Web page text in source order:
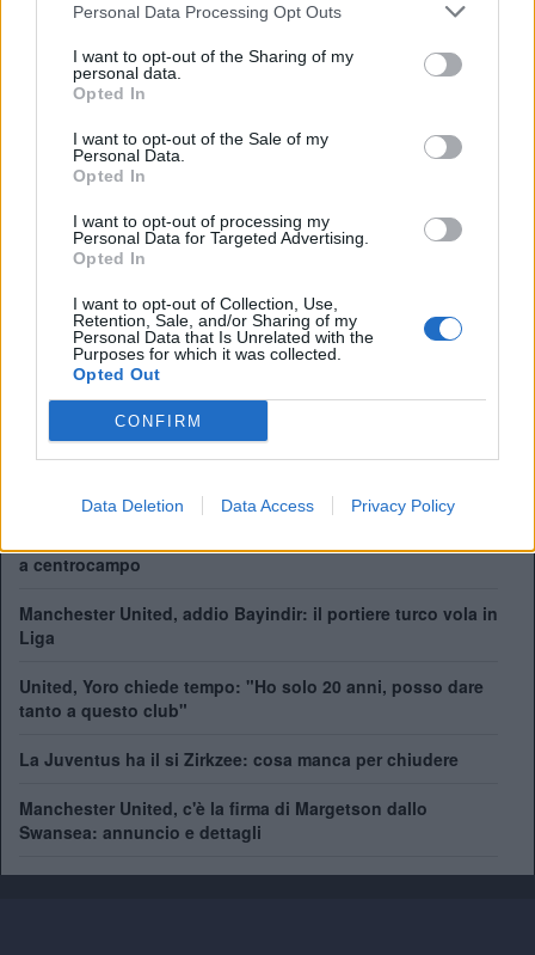
Personal Data Processing Opt Outs
I want to opt-out of the Sharing of my
personal data.
Opted In
I want to opt-out of the Sale of my
Personal Data.
Opted In
I want to opt-out of processing my
Personal Data for Targeted Advertising.
Opted In
I want to opt-out of Collection, Use,
Retention, Sale, and/or Sharing of my
Personal Data that Is Unrelated with the
Purposes for which it was collected.
Opted Out
CONFIRM
Data Deletion Data Access Privacy Policy
Stadio:Old Trafford (75.731)
Città:Manchester
Manager:Ruben Amorim
ALBO D'ORO
Premier League:20
FA Cup:13
League Cup:6
FA Community Shield:
Champions League:3
Supercoppa Europea:1
Coppa del Mondo per Club:1
a centrocampo
Manchester United, addio Bayindir: il portiere turco vola in
Liga
United, Yoro chiede tempo: "Ho solo 20 anni, posso dare
tanto a questo club"
La Juventus ha il si Zirkzee: cosa manca per chiudere
Manchester United, c'è la firma di Margetson dallo
Swansea: annuncio e dettagli